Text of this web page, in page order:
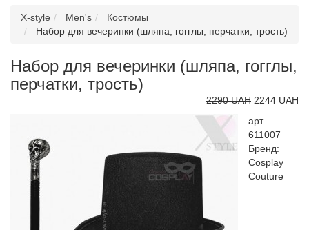
X-style Men's
Костюмы
Набор для вечеринки (шляпа, гогглы, перчатки, трость)
Набор для вечеринки (шляпа, гогглы,
перчатки, трость)
2290 UAH 2244 UAH
арт.
611007
Бренд:
Cosplay
Couture